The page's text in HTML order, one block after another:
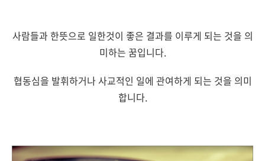
사람들과 한뜻으로 일한것이 좋은 결과를 이루게 되는 것을 의
미하는 꿈입니다.
협동심을 발휘하거나 사교적인 일에 관여하게 되는 것을 의미
합니다.